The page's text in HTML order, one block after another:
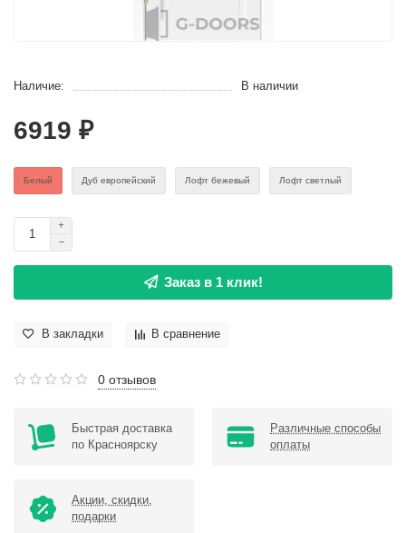
Наличие: В наличии
6919 ₽
Белый Дуб европейский Лофт бежевый Лофт светлый
Заказ в 1 клик!
В закладки В сравнение
0 отзывов
Быстрая доставка
по Красноярску
Различные способы
оплаты
Акции, скидки,
подарки